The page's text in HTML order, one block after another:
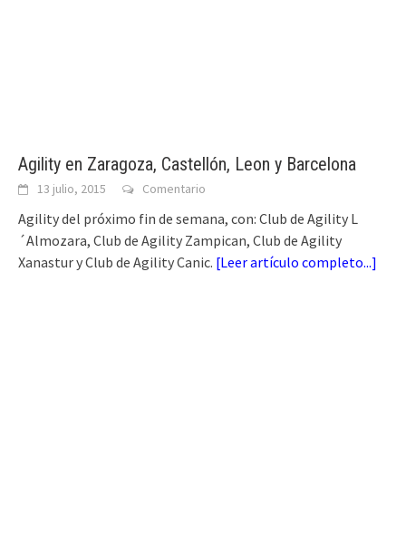
Agility en Zaragoza, Castellón, Leon y Barcelona
13 julio, 2015 Comentario
Agility del próximo fin de semana, con: Club de Agility L
´Almozara, Club de Agility Zampican, Club de Agility
Xanastur y Club de Agility Canic. [Leer artículo completo...]